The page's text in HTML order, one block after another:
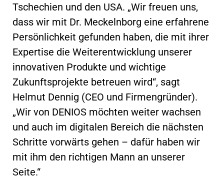
Tschechien und den USA. „Wir freuen uns,
dass wir mit Dr. Meckelnborg eine erfahrene
Persönlichkeit gefunden haben, die mit ihrer
Expertise die Weiterentwicklung unserer
innovativen Produkte und wichtige
Zukunftsprojekte betreuen wird“, sagt
Helmut Dennig (CEO und Firmengründer).
„Wir von DENIOS möchten weiter wachsen
und auch im digitalen Bereich die nächsten
Schritte vorwärts gehen – dafür haben wir
mit ihm den richtigen Mann an unserer
Seite.“